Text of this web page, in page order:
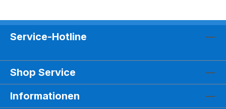
Service-Hotline
Shop Service
Informationen